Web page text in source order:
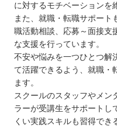
に対するモチベーションを
また、就職・転職サポート
職活動相談、応募～面接支
な支援を行っています。
不安や悩みを一つひとつ解
て活躍できるよう、就職・
ます。
スクールのスタッフやメン
ラーが受講生をサポートし
くい実践スキルも習得でき